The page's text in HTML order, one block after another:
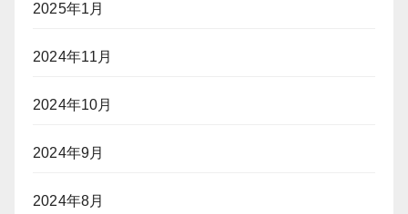
2025年1月
2024年11月
2024年10月
2024年9月
2024年8月